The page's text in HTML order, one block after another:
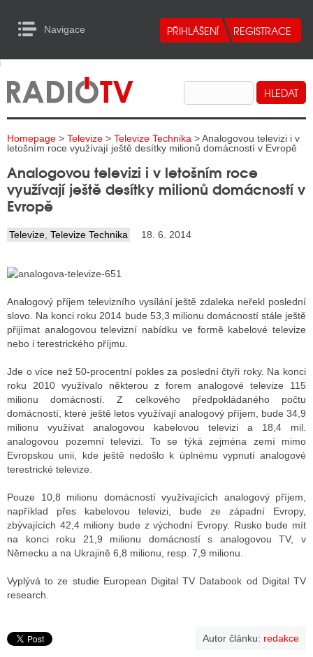
Navigace
RADIA
TELEVIZE
INTERNET
TISK
RÁDIÍ
VYSÍLAČE
VYSÍLAČE
INTERNET
RÁDIA
STRÁNKY RÁDIÍ
STRÁNKY TV
TISK
to Content
Homepage > Televize > Televize Technika > Analogovou televizi i v
letošním roce využívají ještě desítky milionů domácností v Evropě
Analogovou televizi i v letošním roce
využívají ještě desítky milionů domácností v
Evropě
Televize Televize Technika 18. 6. 2014
Analogový příjem televizního vysílání ještě zdaleka neřekl poslední
slovo. Na konci roku 2014 bude 53,3 milionu domácností stále ještě
přijímat analogovou televizní nabídku ve formě kabelové televize
nebo i terestrického příjmu.
Jde o více než 50-procentní pokles za poslední čtyři roky. Na konci
roku 2010 využívalo některou z forem analogové televize 115
milionu domácností. Z celkového předpokládaného počtu
domácností, které ještě letos využívají analogový příjem, bude 34,9
milionu využívat analogovou kabelovou televizi a 18,4 mil.
analogovou pozemní televizi. To se týká zejména zemí mimo
Evropskou unii, kde ještě nedošlo k úplnému vypnutí analogové
terestrické televize.
Pouze 10,8 milionu domácností využívajících analogový příjem,
například přes kabelovou televizi, bude ze západní Evropy,
zbývajících 42,4 miliony bude z východní Evropy. Rusko bude mít
na konci roku 21,9 milionu domácností s analogovou TV, v
Německu a na Ukrajině 6,8 milionu, resp. 7,9 milionu.
Vyplývá to ze studie European Digital TV Databook od Digital TV
research.
Autor článku: redakce